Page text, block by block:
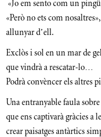
 «Jo em sento com un
«Però no ets com
allunyar d’ell.
Exclòs i sol en un mar de
que vindrà a rescatar-lo…
Podrà convèncer els altres
Una entranyable faula
que ens captivarà gràcies a
crear paisatges antàrtics